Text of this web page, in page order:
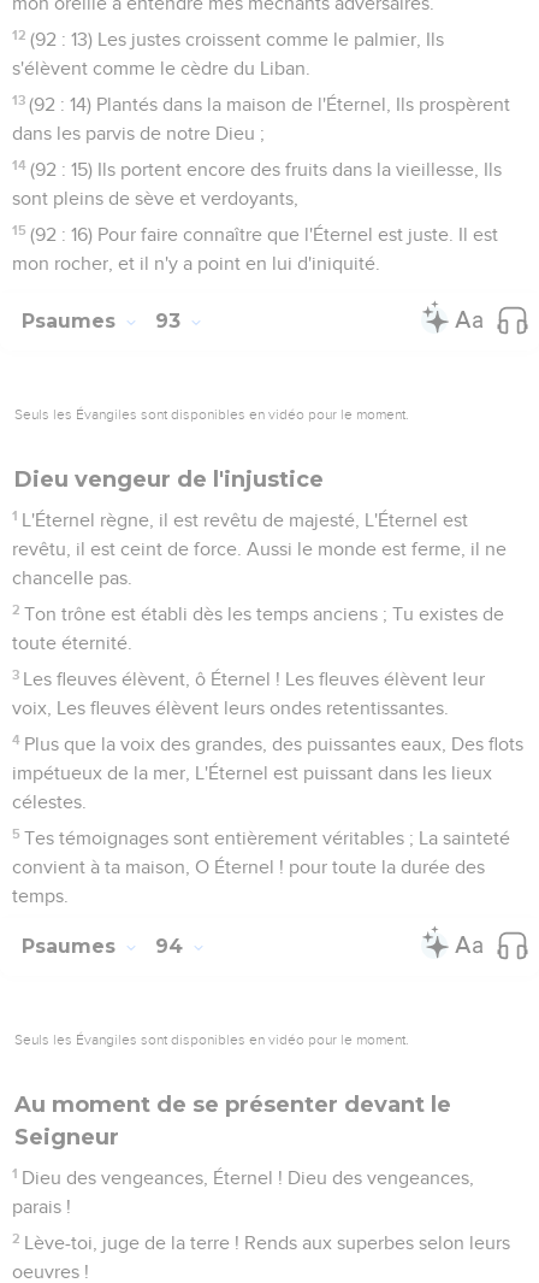
12 (92 : 13) Les justes croissent comme le palmier, Ils
s'élèvent comme le cèdre du Liban.
13 (92 : 14) Plantés dans la maison de l'Éternel, Ils prospèrent
dans les parvis de notre Dieu ;
14 (92 : 15) Ils portent encore des fruits dans la vieillesse, Ils
sont pleins de sève et verdoyants,
15 (92 : 16) Pour faire connaître que l'Éternel est juste. Il est
mon rocher, et il n'y a point en lui d'iniquité.
Psaumes 93
Seuls les Évangiles sont disponibles en vidéo pour le moment.
Dieu vengeur de l'injustice
1 L'Éternel règne, il est revêtu de majesté, L'Éternel est
revêtu, il est ceint de force. Aussi le monde est ferme, il ne
chancelle pas.
2 Ton trône est établi dès les temps anciens ; Tu existes de
toute éternité.
3 Les fleuves élèvent, ô Éternel ! Les fleuves élèvent leur
voix, Les fleuves élèvent leurs ondes retentissantes.
4 Plus que la voix des grandes, des puissantes eaux, Des flots
impétueux de la mer, L'Éternel est puissant dans les lieux
célestes.
5 Tes témoignages sont entièrement véritables ; La sainteté
convient à ta maison, O Éternel ! pour toute la durée des
temps.
Psaumes 94
Seuls les Évangiles sont disponibles en vidéo pour le moment.
Au moment de se présenter devant le
Seigneur
1 Dieu des vengeances, Éternel ! Dieu des vengeances,
parais !
2 Lève-toi, juge de la terre ! Rends aux superbes selon leurs
oeuvres !